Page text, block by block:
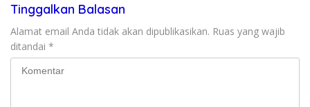
Tinggalkan Balasan
Alamat email Anda tidak akan dipublikasikan. Ruas yang wajib
ditandai *